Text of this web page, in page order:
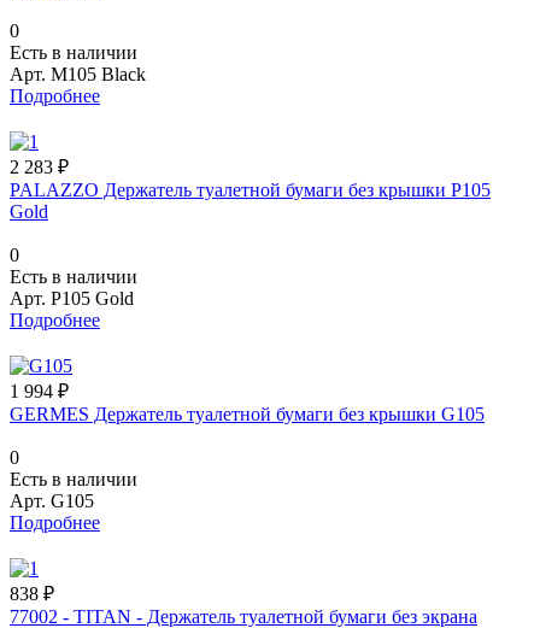
0
Есть в наличии
Арт. M105 Black
Подробнее
2 283 ₽
PALAZZO Держатель туалетной бумаги без крышки P105
Gold
0
Есть в наличии
Арт. P105 Gold
Подробнее
1 994 ₽
GERMES Держатель туалетной бумаги без крышки G105
0
Есть в наличии
Арт. G105
Подробнее
838 ₽
77002 - TITAN - Держатель туалетной бумаги без экрана